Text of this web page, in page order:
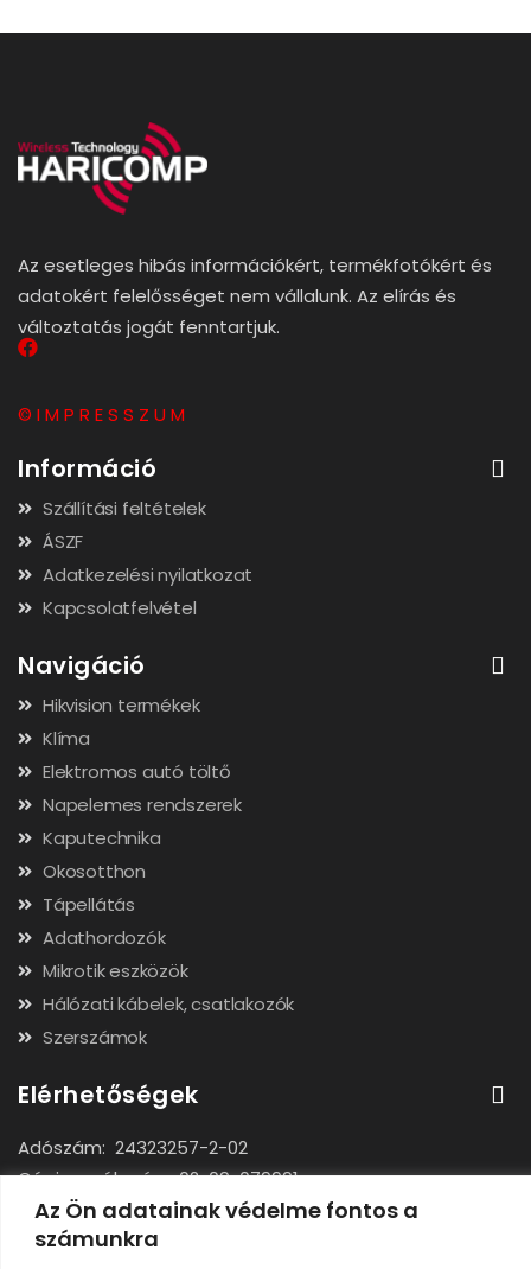
Az Ön adatainak védelme fontos a
számunkra
Az esetleges hibás információkért, termékfotókért és
adatokért felelősséget nem vállalunk. Az elírás és
változtatás jogát fenntartjuk.
© I M P R E S S Z U M
Információ
Szállítási feltételek
ÁSZF
Adatkezelési nyilatkozat
Kapcsolatfelvétel
Navigáció
Hikvision termékek
Klíma
Elektromos autó töltő
Napelemes rendszerek
Kaputechnika
Okosotthon
Tápellátás
Adathordozók
Mikrotik eszközök
Hálózati kábelek, csatlakozók
Szerszámok
Elérhetőségek
Adószám: 24323257-2-02
Cégjegyzékszám: 02-09-079991
Bankszámla: 11731001-23136207
IBAN: HU92117310012313620700000000